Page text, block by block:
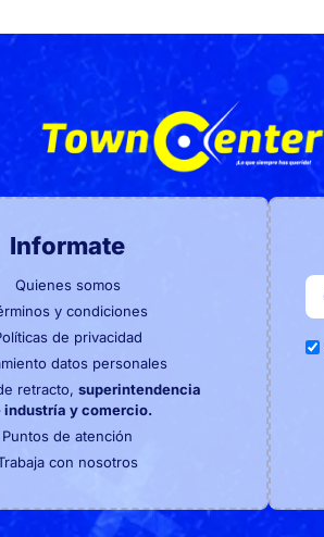
Informate
Quienes somos
y condiciones
de privacidad
datos personales
retracto,superintendencia
industría y comercio.
Puntos de atención
con nosotros